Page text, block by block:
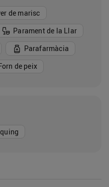
de marisc
Parament de la Llar
Parafarmàcia
de peix